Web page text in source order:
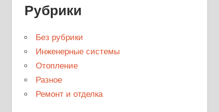
Рубрики
Без рубрики
Инженерные системы
Отопление
Разное
Ремонт и отделка